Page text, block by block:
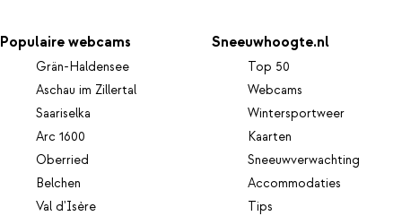
Populaire webcams
Grän-Haldensee
Aschau im Zillertal
Saariselka
Arc 1600
Oberried
Belchen
Val d'Isère
Sneeuwhoogte.nl
Top 50
Webcams
Wintersportweer
Kaarten
Sneeuwverwachting
Accommodaties
Tips